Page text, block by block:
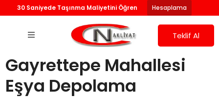
30 Saniyede Taşınma Maliyetini Öğren Hesaplama
Teklif Al
Gayrettepe Mahallesi
Eşya Depolama